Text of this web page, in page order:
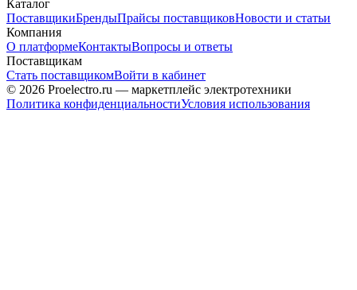
Каталог
ПоставщикиБрендыПрайсы поставщиковНовости и статьи
Компания
О платформеКонтактыВопросы и ответы
Поставщикам
Стать поставщикомВойти в кабинет
© 2026 Proelectro.ru — маркетплейс электротехники
Политика конфиденциальностиУсловия использования